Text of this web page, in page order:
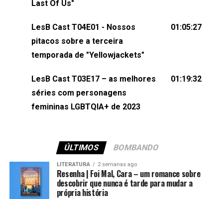
(⁠⁠⁠⁠⁠⁠@KarolenPassos⁠⁠⁠⁠⁠⁠)Participação de Bruna Fentanes
(⁠⁠⁠⁠@brunarfentanes⁠⁠⁠⁠) e Pollyelly FlorêncioEdição de
Naiady Machado
Last Of Us"
LesB Cast T04E01 - Nossos
pitacos sobre a terceira
temporada de "Yellowjackets"
01:05:27
LesB Cast T03E17 – as melhores
séries com personagens
femininas LGBTQIA+ de 2023
01:19:32
ÚLTIMOS BOMBANDO
LITERATURA 2 semanas ago
Resenha | Foi Mal, Cara – um romance sobre
descobrir que nunca é tarde para mudar a
própria história